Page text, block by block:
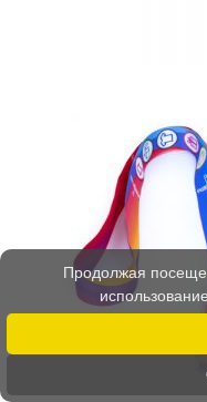
Продолжая